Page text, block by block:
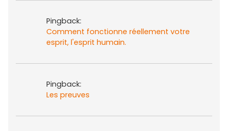
Pingback:
Comment fonctionne réellement votre
esprit, l'esprit humain.
Pingback:
Les preuves